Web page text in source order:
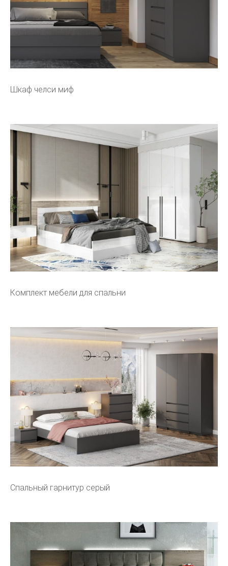
Шкаф челси миф
Комплект мебели для спальни
Спальный гарнитур серый